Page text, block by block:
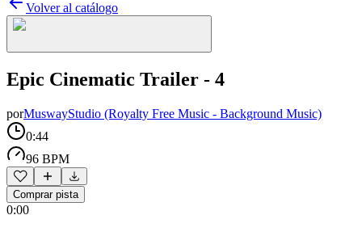
Volver al catálogo
Epic Cinematic Trailer - 4
porMuswayStudio (Royalty Free Music - Background Music)
0:44
96 BPM
Comprar pista
0:00